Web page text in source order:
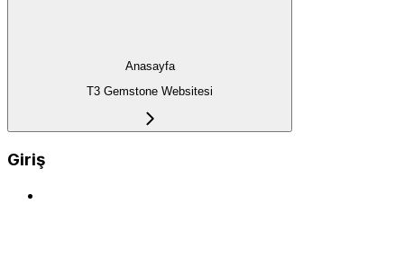
Anasayfa
T3 Gemstone Websitesi
Giriş